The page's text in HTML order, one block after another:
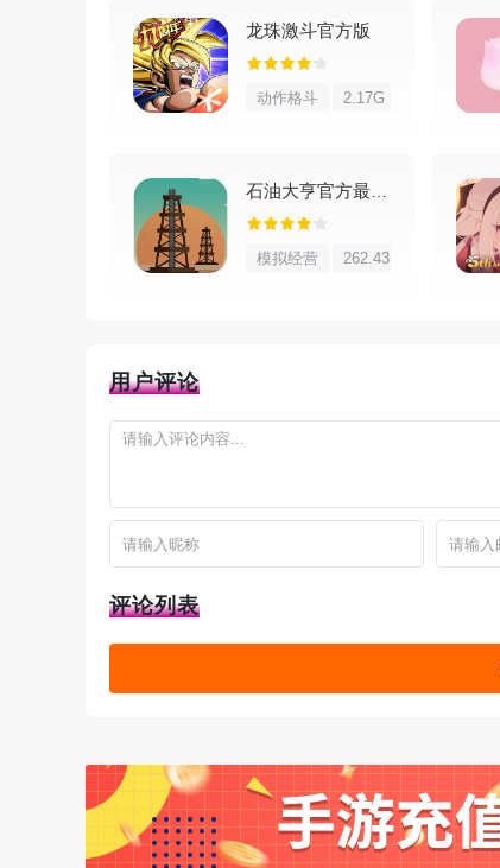
3、返回主菜单并保存这个泰拉世界。
龙珠激斗官方版
动作格斗 2.17G
模拟经营 262.43M
用户评论
评论列表